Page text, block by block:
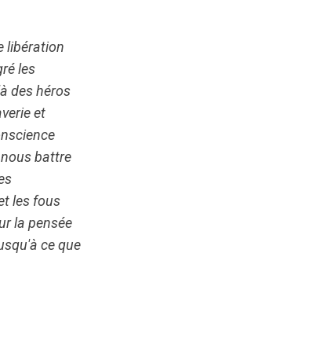
libération
les
des héros
et
battre
les fous
la pensée
ce que